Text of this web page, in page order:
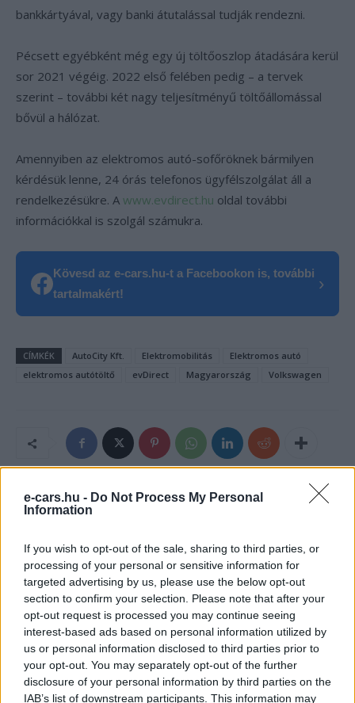
e-cars.hu - Do Not Process My Personal
Information
If you wish to opt-out of the sale, sharing to third parties, or
processing of your personal or sensitive information for
targeted advertising by us, please use the below opt-out
section to confirm your selection. Please note that after your
opt-out request is processed you may continue seeing
interest-based ads based on personal information utilized by
us or personal information disclosed to third parties prior to
your opt-out. You may separately opt-out of the further
disclosure of your personal information by third parties on the
IAB’s list of downstream participants. This information may
bankkártyával, vagy banki átutalással tudják rendezni.
Pécsett egyébként még egy új töltőoszlop átadására kerül
sor 2021 végéig. 2022 első felében pedig – a tervek
szerint – további két nagy teljesítményű töltőállomással
bővül a hálózat.
Amennyiben az elektromos autó-sofőröknek bármilyen
kérdésük lenne, 24 órás telefonos ügyfélszolgálat áll a
rendelkezésükre. A www.evdirect.hu oldal további
információkkal is szolgál számukra.
Kövesd az e-cars.hu-t a Facebookon is, további
tartalmakért!
›
CÍMKÉK AutoCity Kft. Elektromobilitás
Elektromos autó
elektromos autótöltő
evDirect Magyarország Volkswagen
e-cars.hu
Elektromosan közlekedsz, vagy a váltáson töprengsz?
Érdekelnek a legfrissebb hírek az e-autók világából, vagy
foglalkoztatnak a legújabb fejlesztések az elektromosság és a
fenntarthatóság területén? Akkor jó helyen jársz!